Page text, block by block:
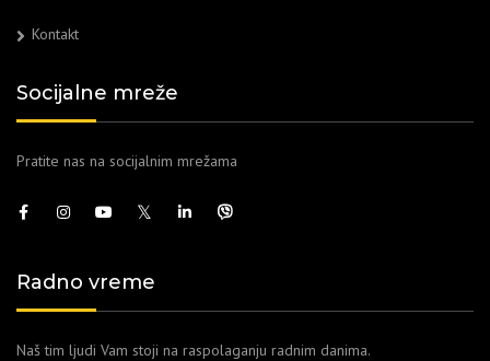
Kontakt
Socijalne mreže
Pratite nas na socijalnim mrežama
Radno vreme
Naš tim ljudi Vam stoji na raspolaganju radnim danima.